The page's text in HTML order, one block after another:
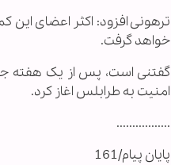
ترهونی افزود: اکثر اعضای
خواهد گرفت.
گفتنی است، پس از یک هفته
امنیت به طرابلس اغاز کرد.
.................
پایان پیام/161